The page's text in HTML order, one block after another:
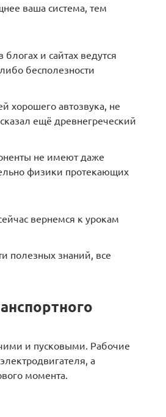
ваша система, тем
и сайтах ведутся
бесполезности
хорошего автозвука, не
ещё древнегреческий
не имеют даже
физики протекающих
вернемся к урокам
полезных знаний, все
и пусковыми. Рабочие
а
момента.